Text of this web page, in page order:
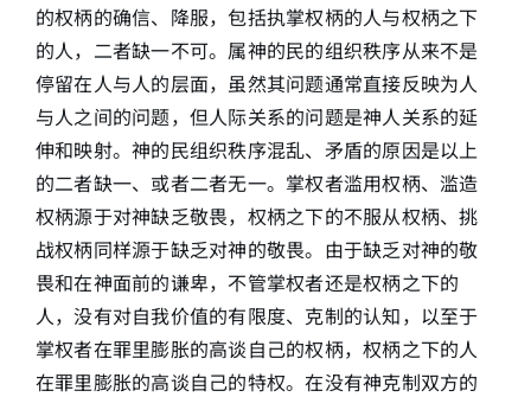
的权柄的确信、降服，包括执掌权柄的人与权柄之下
的人，二者缺一不可。属神的民的组织秩序从来不是
停留在人与人的层面，虽然其问题通常直接反映为人
与人之间的问题，但人际关系的问题是神人关系的延
伸和映射。神的民组织秩序混乱、矛盾的原因是以上
的二者缺一、或者二者无一。掌权者滥用权柄、滥造
权柄源于对神缺乏敬畏，权柄之下的不服从权柄、挑
战权柄同样源于缺乏对神的敬畏。由于缺乏对神的敬
畏和在神面前的谦卑，不管掌权者还是权柄之下的
人，没有对自我价值的有限度、克制的认知，以至于
掌权者在罪里膨胀的高谈自己的权柄，权柄之下的人
在罪里膨胀的高谈自己的特权。在没有神克制双方的